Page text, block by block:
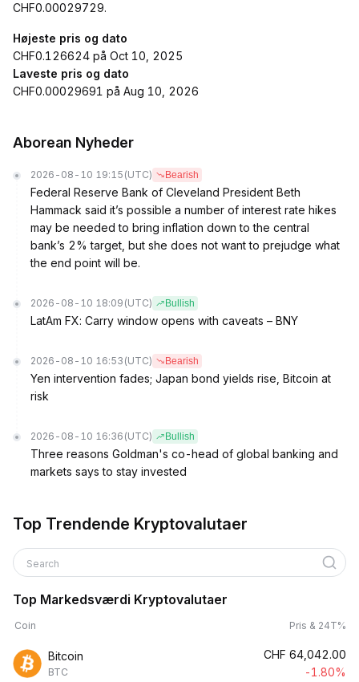
CHF0.00029729.
Højeste pris og dato
CHF0.126624 på Oct 10, 2025
Laveste pris og dato
CHF0.00029691 på Aug 10, 2026
Aborean Nyheder
2026-08-10 19:15 (UTC) Bearish
Federal Reserve Bank of Cleveland President Beth
Hammack said it’s possible a number of interest rate hikes
may be needed to bring inflation down to the central
bank’s 2% target, but she does not want to prejudge what
the end point will be.
2026-08-10 18:09 (UTC) Bullish
LatAm FX: Carry window opens with caveats – BNY
2026-08-10 16:53 (UTC) Bearish
Yen intervention fades; Japan bond yields rise, Bitcoin at
risk
2026-08-10 16:36 (UTC) Bullish
Three reasons Goldman's co-head of global banking and
markets says to stay invested
Top Trendende Kryptovalutaer
Search
Top Markedsværdi Kryptovalutaer
Coin Pris & 24T%
Bitcoin
BTC
CHF 64,042.00
-1.80%